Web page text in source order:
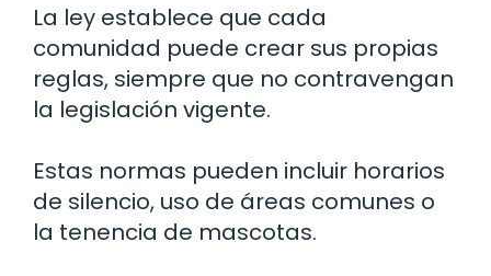
La ley establece que cada
comunidad puede crear sus propias
reglas, siempre que no contravengan
la legislación vigente.
Estas normas pueden incluir horarios
de silencio, uso de áreas comunes o
la tenencia de mascotas.